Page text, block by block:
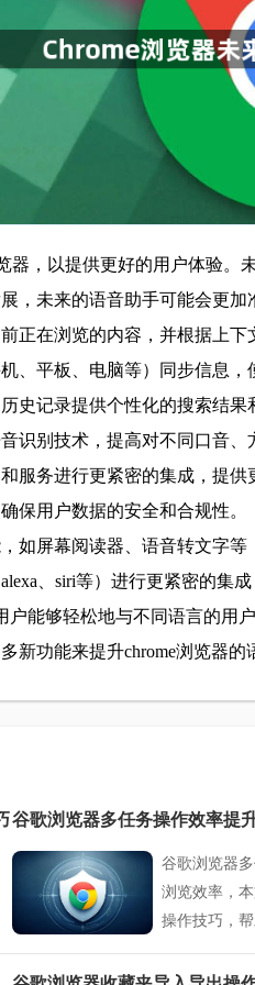
器，以提供更好的用户体验。
，未来的语音助手可能会更
正在浏览的内容，并根据上下
、平板、电脑等）同步信息，
史记录提供个性化的搜索结果
识别技术，提高对不同口音、
服务进行更紧密的集成，提供
保用户数据的安全和合规性。
如屏幕阅读器、语音转文字等
、siri等）进行更紧密的集成
能够轻松地与不同语言的用户
功能来提升chrome浏览器的
谷歌浏览器多任务操作效率提
谷歌浏览器
浏览效率，
操作技巧，
处理能力，
览体验。